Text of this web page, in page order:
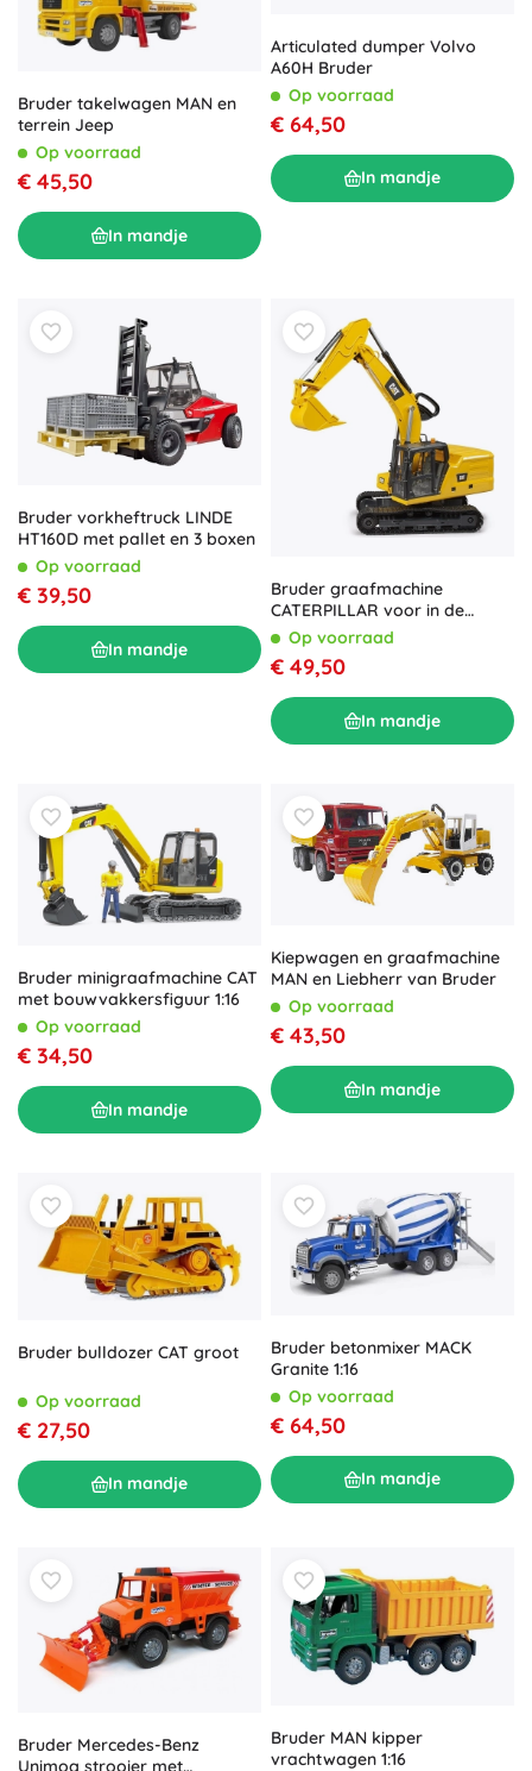
Bruder takelwagen MAN en
terrein Jeep
Op voorraad
€ 45,50
In mandje
Articulated dumper Volvo
A60H Bruder
Op voorraad
€ 64,50
In mandje
Bruder vorkheftruck LINDE
HT160D met pallet en 3 boxen
Op voorraad
€ 39,50
In mandje
Bruder graafmachine
CATERPILLAR voor in de
zandbak
Op voorraad
€ 49,50
In mandje
Bruder minigraafmachine CAT
met bouwvakkersfiguur 1:16
Op voorraad
€ 34,50
In mandje
Kiepwagen en graafmachine
MAN en Liebherr van Bruder
Op voorraad
€ 43,50
In mandje
Bruder bulldozer CAT groot
Op voorraad
€ 27,50
In mandje
Bruder betonmixer MACK
Granite 1:16
Op voorraad
€ 64,50
In mandje
Bruder Mercedes-Benz
Unimog strooier met
Bruder MAN kipper
vrachtwagen 1:16